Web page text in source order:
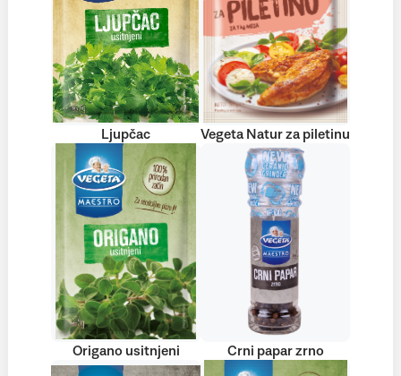
Ljupčac Vegeta Natur za piletinu
Origano usitnjeni Crni papar zrno